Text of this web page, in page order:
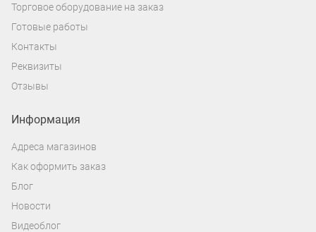
Торговое оборудование на заказ
Готовые работы
Контакты
Реквизиты
Отзывы
Информация
Адреса магазинов
Как оформить заказ
Блог
Новости
Видеоблог